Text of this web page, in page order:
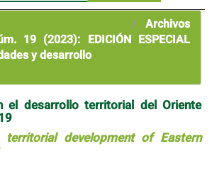
Archivos
19 (2023): EDICIÓN ESPECIAL
y desarrollo
el desarrollo territorial del Oriente
development of Eastern